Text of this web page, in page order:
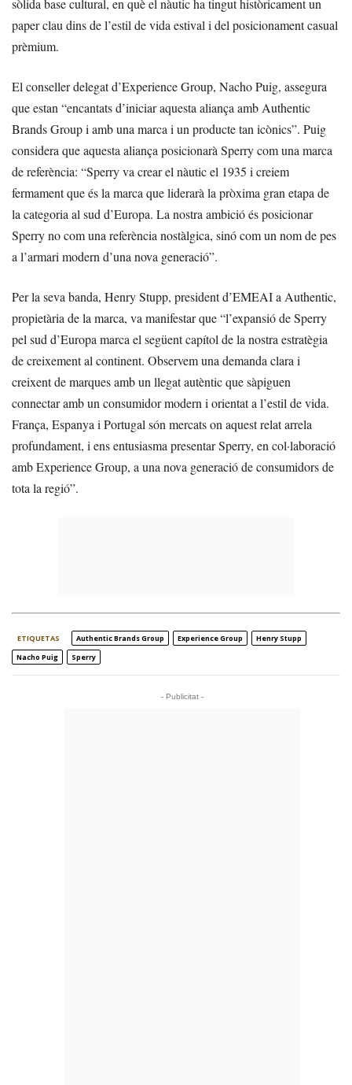
sòlida base cultural, en què el nàutic ha tingut històricament un
paper clau dins de l’estil de vida estival i del posicionament casual
prèmium.
El conseller delegat d’Experience Group, Nacho Puig, assegura
que estan “encantats d’iniciar aquesta aliança amb Authentic
Brands Group i amb una marca i un producte tan icònics”. Puig
considera que aquesta aliança posicionarà Sperry com una marca
de referència: “Sperry va crear el nàutic el 1935 i creiem
fermament que és la marca que liderarà la pròxima gran etapa de
la categoria al sud d’Europa. La nostra ambició és posicionar
Sperry no com una referència nostàlgica, sinó com un nom de pes
a l’armari modern d’una nova generació”.
Per la seva banda, Henry Stupp, president d’EMEAI a Authentic,
propietària de la marca, va manifestar que “l’expansió de Sperry
pel sud d’Europa marca el següent capítol de la nostra estratègia
de creixement al continent. Observem una demanda clara i
creixent de marques amb un llegat autèntic que sàpiguen
connectar amb un consumidor modern i orientat a l’estil de vida.
França, Espanya i Portugal són mercats on aquest relat arrela
profundament, i ens entusiasma presentar Sperry, en col·laboració
amb Experience Group, a una nova generació de consumidors de
tota la regió”.
ETIQUETAS Authentic Brands Group Experience Group
Henry Stupp
Nacho Puig
Sperry
- Publicitat -